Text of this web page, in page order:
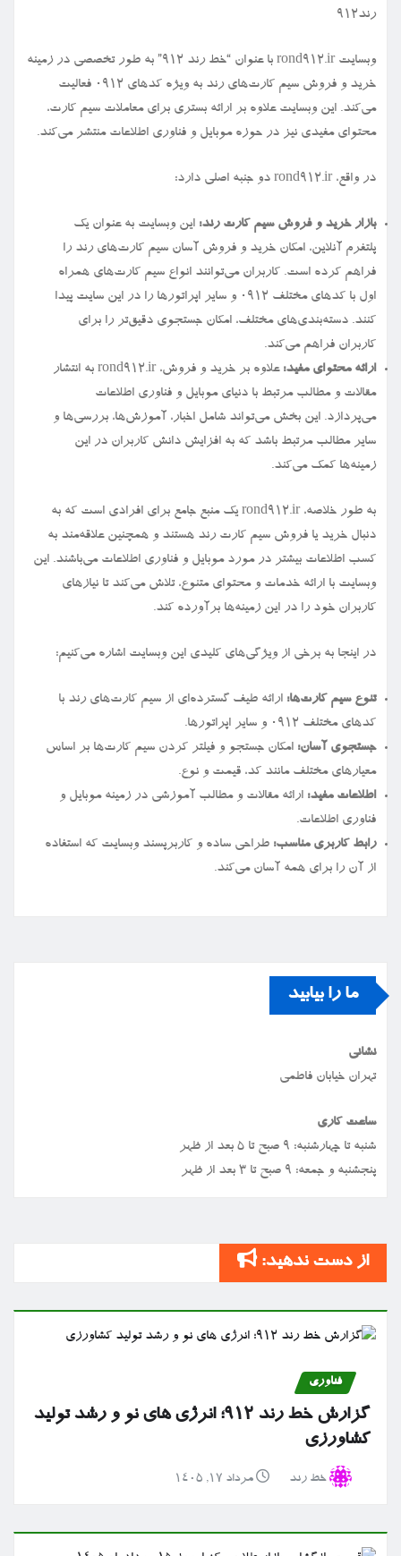
رند912
وبسایت rond912.ir با عنوان “خط رند ۹۱۲” به طور تخصصی در زمینه
خرید و فروش سیم کارت‌های رند به ویژه کدهای ۰۹۱۲ فعالیت
می‌کند. این وبسایت علاوه بر ارائه بستری برای معاملات سیم کارت،
محتوای مفیدی نیز در حوزه موبایل و فناوری اطلاعات منتشر می‌کند.
در واقع، rond912.ir دو جنبه اصلی دارد:
بازار خرید و فروش سیم کارت رند: این وبسایت به عنوان یک
پلتفرم آنلاین، امکان خرید و فروش آسان سیم کارت‌های رند را
فراهم کرده است. کاربران می‌توانند انواع سیم کارت‌های همراه
اول با کدهای مختلف ۰۹۱۲ و سایر اپراتورها را در این سایت پیدا
کنند. دسته‌بندی‌های مختلف، امکان جستجوی دقیق‌تر را برای
کاربران فراهم می‌کند.
ارائه محتوای مفید:
علاوه بر خرید و فروش، rond912.ir به انتشار
مقالات و مطالب مرتبط با دنیای موبایل و فناوری اطلاعات
می‌پردازد. این بخش می‌تواند شامل اخبار، آموزش‌ها، بررسی‌ها و
سایر مطالب مرتبط باشد که به افزایش دانش کاربران در این
زمینه‌ها کمک می‌کند.
به طور خلاصه، rond912.ir یک منبع جامع برای افرادی است که به
دنبال خرید یا فروش سیم کارت رند هستند و همچنین علاقه‌مند به
کسب اطلاعات بیشتر در مورد موبایل و فناوری اطلاعات می‌باشند. این
وبسایت با ارائه خدمات و محتوای متنوع، تلاش می‌کند تا نیازهای
کاربران خود را در این زمینه‌ها برآورده کند.
در اینجا به برخی از ویژگی‌های کلیدی این وبسایت اشاره می‌کنیم:
تنوع سیم کارت‌ها: ارائه طیف گسترده‌ای از سیم کارت‌های رند با
کدهای مختلف ۰۹۱۲ و سایر اپراتورها.
جستجوی آسان: امکان جستجو و فیلتر کردن سیم کارت‌ها بر اساس
معیارهای مختلف مانند کد، قیمت و نوع.
اطلاعات مفید: ارائه مقالات و مطالب آموزشی در زمینه موبایل و
فناوری اطلاعات.
رابط کاربری مناسب: طراحی ساده و کاربرپسند وبسایت که استفاده
از آن را برای همه آسان می‌کند.
ما را بیابید
نشانی
تهران خیابان فاطمی
ساعت کاری
شنبه تا چهارشنبه: ۹ صبح تا ۵ بعد از ظهر
پنجشنبه و جمعه: ۹ صبح تا ۳ بعد از ظهر
از دست ندهید:
فناوری
گزارش خط رند ۹۱۲؛ انرژی های نو و رشد تولید
کشاورزی
خط رند مرداد ۱۷, ۱۴۰۵